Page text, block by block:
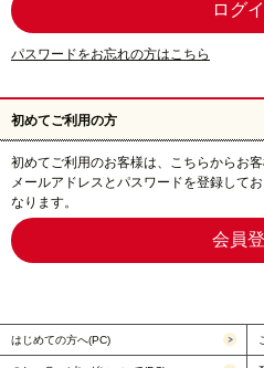
パスワードをお忘れの方はこちら
初めてご利用の方
初めてご利用のお客様は、こちらからお
メールアドレスとパスワードを登録して
なります。
はじめての方へ(PC)